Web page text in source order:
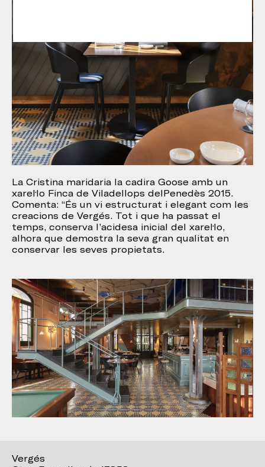
La Cristina maridaria la cadira Goose amb un
xarel·lo Finca de Viladellops delPenedès 2015.
Comenta: “És un vi estructurat i elegant com les
creacions de Vergés. Tot i que ha passat el
temps, conserva l’acidesa inicial del xarel·lo,
alhora que demostra la seva gran qualitat en
conservar les seves propietats.
Vergés